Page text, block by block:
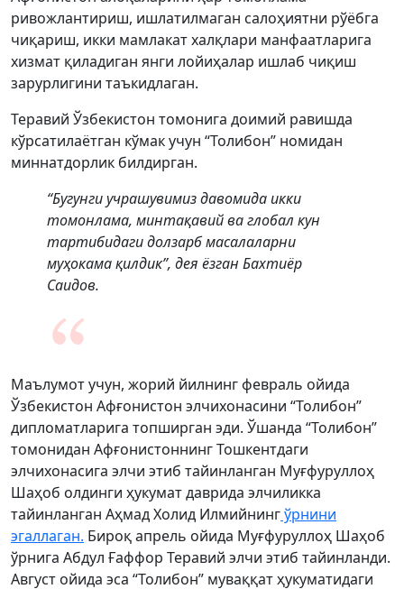
ривожлантириш, ишлатилмаган салоҳиятни рўёбга
чиқариш, икки мамлакат халқлари манфаатларига
хизмат қиладиган янги лойиҳалар ишлаб чиқиш
зарурлигини таъкидлаган.
Теравий Ўзбекистон томонига доимий равишда
кўрсатилаётган кўмак учун “Толибон” номидан
миннатдорлик билдирган.
“Бугунги учрашувимиз давомида икки
томонлама, минтақавий ва глобал кун
тартибидаги долзарб масалаларни
муҳокама қилдик”, дея ёзган Бахтиёр
Саидов.
Маълумот учун, жорий йилнинг февраль ойида
Ўзбекистон Афғонистон элчихонасини “Толибон”
дипломатларига топширган эди. Ўшанда “Толибон”
томонидан Афғонистоннинг Тошкентдаги
элчихонасига элчи этиб тайинланган Муғфуруллоҳ
Шаҳоб олдинги ҳукумат даврида элчиликка
тайинланган Аҳмад Холид Илмийнингўрнини
эгаллаган. Бироқ апрель ойида Муғфуруллоҳ Шаҳоб
ўрнига Абдул Ғаффор Теравий элчи этиб тайинланди.
Август ойида эса “Толибон” муваққат ҳукуматидаги